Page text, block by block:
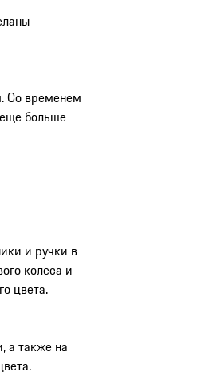
Со временем
больше
и ручки в
колеса и
цвета.
а также на